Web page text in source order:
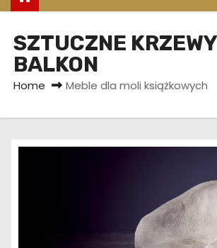
e
SZTUCZNE
BALKON
Home Meble dla moli książkowych